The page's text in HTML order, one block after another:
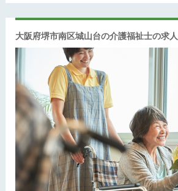
大阪府堺市南区城山台の介護福祉士の求人